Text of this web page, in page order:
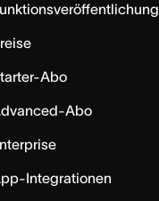
Abo
Abo
Integrationen